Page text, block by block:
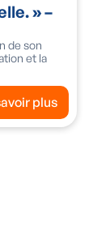
» –
de son
et la
plus